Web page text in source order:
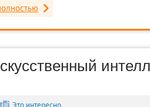
Это интересно